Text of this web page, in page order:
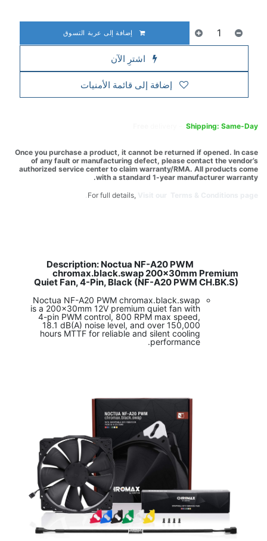
إضافة إلى عربة التسوق
اشترِ الآن
إضافة إلى قائمة الأمنيات
Shipping: Same-Day
Once you purchase a product, it cannot be returned if opened. In case
of any fault or manufacturing defect, please contact the vendor’s
authorized service center to claim warranty/RMA. All products come
with a standard 1-year manufacturer warranty.
For full details,
Description: Noctua NF-A20 PWM
chromax.black.swap 200x30mm Premium
Quiet Fan, 4-Pin, Black (NF-A20 PWM CH.BK.S)
Noctua NF-A20 PWM chromax.black.swap
is a 200x30mm 12V premium quiet fan with
4-pin PWM control, 800 RPM max speed,
18.1 dB(A) noise level, and over 150,000
hours MTTF for reliable and silent cooling
performance.